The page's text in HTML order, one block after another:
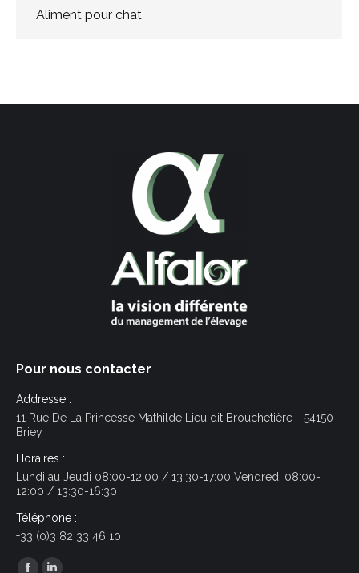
Aliment pour chat
Pour nous contacter
Addresse :
11 Rue De La Princesse Mathilde Lieu dit Brouchetière - 54150
Briey
Horaires :
Lundi au Jeudi 08:00-12:00 / 13:30-17:00 Vendredi 08:00-
12:00 / 13:30-16:30
Téléphone :
+33 (0)3 82 33 46 10
Trouvez nous sur :